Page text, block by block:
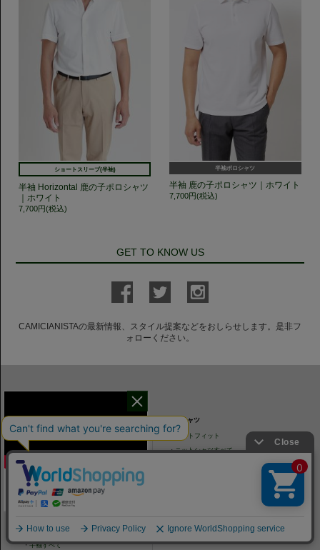
ショートスリーブ(半袖)
半袖 Horizontal 鹿の子ポロシャツ
｜ホワイト
7,700円(税込)
半袖ポロシャツ
半袖 鹿の子ポロシャツ｜ホワイト
7,700円(税込)
GET TO KNOW US
CAMICIANISTAの最新情報、スタイル提案などをおしらせします。是非フ
ォローください。
・タイトフィット
・ レギュラーフィット
・ カジュアルフィット
・ショートスリーブ
・シャツすべて
袖丈
・半袖すべて
ニットシャツ
タイトフィット
・ニットシャツすべて
干場氏が考える
「良いシャツの条件！」